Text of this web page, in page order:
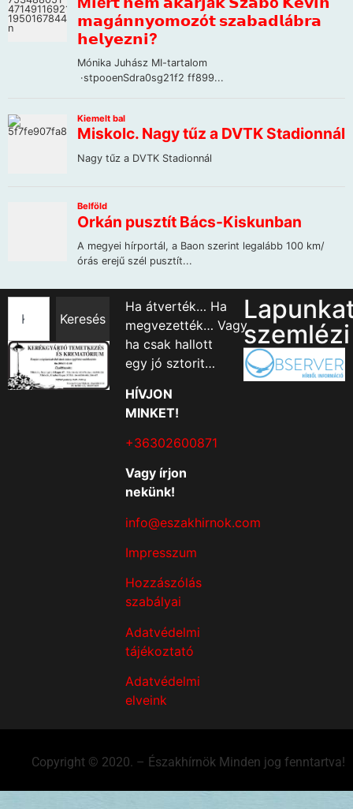
Keresés
Ha átverték… Ha
megvezették… Vagy
ha csak hallott
egy jó sztorit…
HÍVJON
MINKET!
+36302600871
Vagy írjon
nekünk!
info@eszakhirnok.com
Impresszum
Hozzászólás
szabályai
Adatvédelmi
tájékoztató
Adatvédelmi
elveink
szemlézi
Copyright © 2020. – Északhírnök Minden jog fenntartva!